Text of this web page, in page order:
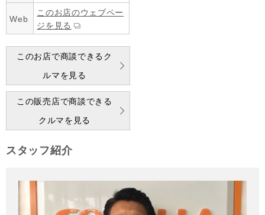
Web
このお店のウェブペー
ジを見る
このお店で商談できるク
ルマを見る
この販売店で商談できる
クルマを見る
スタッフ紹介